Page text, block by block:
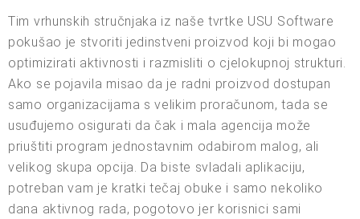
Tim vrhunskih stručnjaka iz naše tvrtke USU Software
pokušao je stvoriti jedinstveni proizvod koji bi mogao
optimizirati aktivnosti i razmisliti o cjelokupnoj strukturi.
Ako se pojavila misao da je radni proizvod dostupan
samo organizacijama s velikim proračunom, tada se
usuđujemo osigurati da čak i mala agencija može
priuštiti program jednostavnim odabirom malog, ali
velikog skupa opcija. Da biste svladali aplikaciju,
potreban vam je kratki tečaj obuke i samo nekoliko
dana aktivnog rada, pogotovo jer korisnici sami